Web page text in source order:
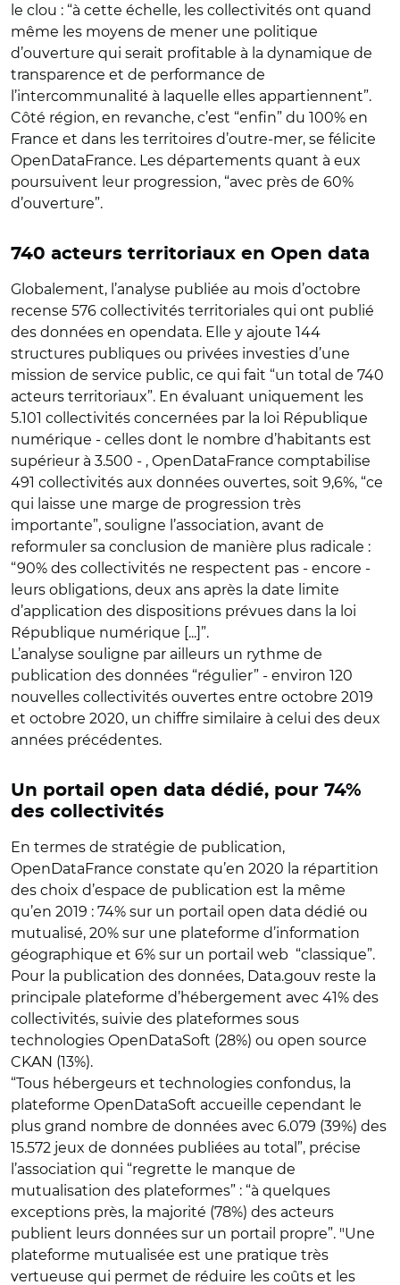
le clou : “à cette échelle, les collectivités ont quand
même les moyens de mener une politique
d’ouverture qui serait profitable à la dynamique de
transparence et de performance de
l’intercommunalité à laquelle elles appartiennent”.
Côté région, en revanche, c’est “enfin” du 100% en
France et dans les territoires d’outre-mer, se félicite
OpenDataFrance. Les départements quant à eux
poursuivent leur progression, “avec près de 60%
d’ouverture”.
740 acteurs territoriaux en Open data
Globalement, l’analyse publiée au mois d’octobre
recense 576 collectivités territoriales qui ont publié
des données en opendata. Elle y ajoute 144
structures publiques ou privées investies d’une
mission de service public, ce qui fait “un total de 740
acteurs territoriaux”. En évaluant uniquement les
5.101 collectivités concernées par la loi République
numérique - celles dont le nombre d’habitants est
supérieur à 3.500 - , OpenDataFrance comptabilise
491 collectivités aux données ouvertes, soit 9,6%, “ce
qui laisse une marge de progression très
importante”, souligne l’association, avant de
reformuler sa conclusion de manière plus radicale :
“90% des collectivités ne respectent pas - encore -
leurs obligations, deux ans après la date limite
d’application des dispositions prévues dans la loi
République numérique [...]”.
L’analyse souligne par ailleurs un rythme de
publication des données “régulier” - environ 120
nouvelles collectivités ouvertes entre octobre 2019
et octobre 2020, un chiffre similaire à celui des deux
années précédentes.
Un portail open data dédié, pour 74%
des collectivités
En termes de stratégie de publication,
OpenDataFrance constate qu’en 2020 la répartition
des choix d’espace de publication est la même
qu’en 2019 : 74% sur un portail open data dédié ou
mutualisé, 20% sur une plateforme d’information
géographique et 6% sur un portail web “classique”.
Pour la publication des données, Data.gouv reste la
principale plateforme d’hébergement avec 41% des
collectivités, suivie des plateformes sous
technologies OpenDataSoft (28%) ou open source
CKAN (13%).
“Tous hébergeurs et technologies confondus, la
plateforme OpenDataSoft accueille cependant le
plus grand nombre de données avec 6.079 (39%) des
15.572 jeux de données publiées au total”, précise
l’association qui “regrette le manque de
mutualisation des plateformes” : “à quelques
exceptions près, la majorité (78%) des acteurs
publient leurs données sur un portail propre”. "Une
plateforme mutualisée est une pratique très
vertueuse qui permet de réduire les coûts et les